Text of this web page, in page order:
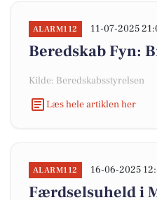
ALARM112 11-07-2025
Beredskab Fyn:
Kilde: Beredskabsstyrelsen
Læs hele artiklen her
ALARM112 16-06-2025
Færdselsuheld i